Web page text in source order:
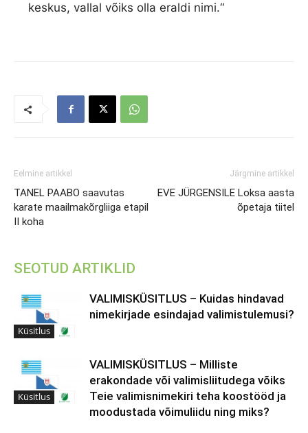
keskus, vallal võiks olla eraldi nimi.“
Eelmine artikkel
TANEL PAABO saavutas
karate maailmakõrgliiga etapil
II koha
Järgmine artikkel
EVE JÜRGENSILE Loksa aasta
õpetaja tiitel
SEOTUD ARTIKLID
Küsitlus
VALIMISKÜSITLUS – Kuidas hindavad
nimekirjade esindajad valimistulemusi?
Küsitlus
VALIMISKÜSITLUS – Milliste
erakondade või valimisliitudega võiks
Teie valimisnimekiri teha koostööd ja
moodustada võimuliidu ning miks?